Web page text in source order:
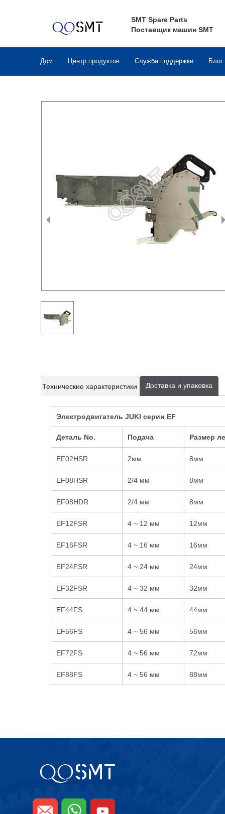
SMT Spare Parts
Поставщик машин SMT
Дом Центр продуктов Служба поддержки Блог
current
current
Технические характеристики Доставка и упаковка
Электродвигатель JUKI серии EF
Деталь No. Подача Размер
EF02HSR 2мм 8мм
EF08HSR 2/4 мм 8мм
EF08HDR 2/4 мм 8мм
EF12FSR 4 ~ 12 мм 12мм
EF16FSR 4 ~ 16 мм 16мм
EF24FSR 4 ~ 24 мм 24мм
EF32FSR 4 ~ 32 мм 32мм
EF44FS 4 ~ 44 мм 44мм
EF56FS 4 ~ 56 мм 56мм
EF72FS 4 ~ 56 мм 72мм
EF88FS 4 ~ 56 мм 88мм